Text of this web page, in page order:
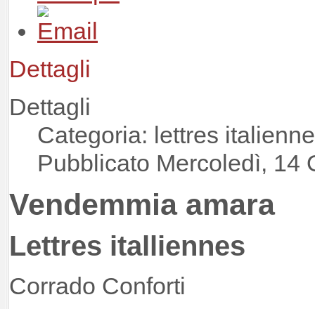
Dettagli
Dettagli
Categoria: lettres
Pubblicato Mercoledì, 14
Vendemmia amara
Lettres italliennes
Corrado Conforti